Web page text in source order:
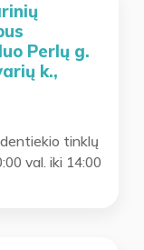
Perlų g.
k.,
tinklų
val. iki 14:00